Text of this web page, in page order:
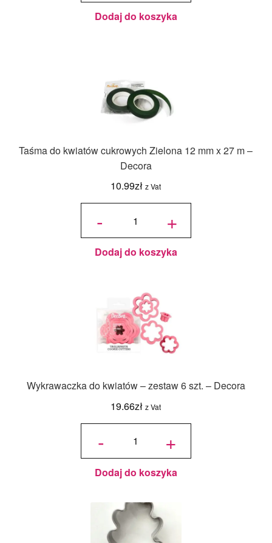
Dodaj do koszyka
Taśma do kwiatów cukrowych Zielona 12 mm x 27 m –
Decora
10.99zł z Vat
-
ilość
cukrowych
Zielona 12
mm x 27
m -
Decora
+
Dodaj do koszyka
Wykrawaczka do kwiatów – zestaw 6 szt. – Decora
19.66zł z Vat
-
ilość
do kwiatów –
zestaw 6 szt.
- Decora +
Dodaj do koszyka